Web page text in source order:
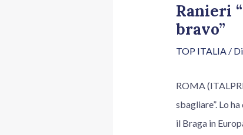
Ranieri
bravo”
TOP ITALIA / Di
ROMA
sbagliare”. Lo
il Braga in